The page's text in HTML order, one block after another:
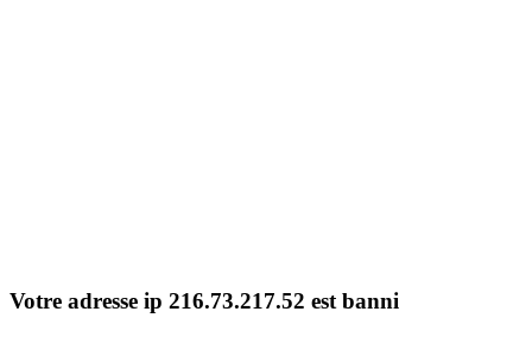
Votre adresse ip 216.73.217.52 est banni